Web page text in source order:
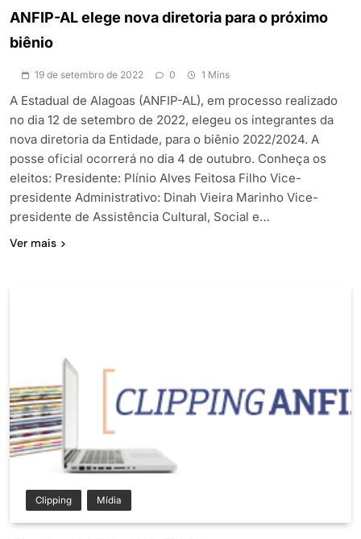
ANFIP-AL elege nova diretoria para o próximo
biênio
19 de setembro de 2022 0 1 Mins
A Estadual de Alagoas (ANFIP-AL), em processo realizado
no dia 12 de setembro de 2022, elegeu os integrantes da
nova diretoria da Entidade, para o biênio 2022/2024. A
posse oficial ocorrerá no dia 4 de outubro. Conheça os
eleitos: Presidente: Plínio Alves Feitosa Filho Vice-
presidente Administrativo: Dinah Vieira Marinho Vice-
presidente de Assistência Cultural, Social e…
Ver mais
Clipping Mídia